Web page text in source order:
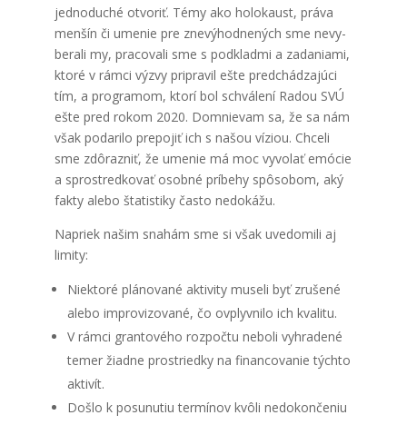
jed­no­du­ché otvo­riť. Témy ako holo­kaust, prá­va
men­šín či ume­nie pre zne­vý­hod­ne­ných sme nevy­
be­ra­li my, pra­co­va­li sme s pod­klad­mi a zada­nia­mi,
kto­ré v rám­ci výzvy pri­pra­vil ešte pred­chá­dza­jú­ci
tím, a prog­ra­mom, kto­rí bol schvá­le­ní Radou SVÚ
ešte pred rokom 2020. Dom­nie­vam sa, že sa nám
však poda­ri­lo pre­po­jiť ich s našou vízi­ou. Chce­li
sme zdô­raz­niť, že ume­nie má moc vyvo­lať emó­cie
a spro­stred­ko­vať osob­né prí­be­hy spô­so­bom, aký
fak­ty ale­bo šta­tis­ti­ky čas­to nedo­ká­žu.
Napriek našim sna­hám sme si však uve­do­mi­li aj
limi­ty:
Nie­kto­ré plá­no­va­né akti­vi­ty muse­li byť zru­še­né
ale­bo impro­vi­zo­va­né, čo ovplyv­ni­lo ich kva­li­tu.
V rám­ci gran­to­vé­ho roz­poč­tu nebo­li vyhra­de­né
temer žiad­ne pros­tried­ky na finan­co­va­nie tých­to
akti­vít.
Doš­lo k posu­nu­tiu ter­mí­nov kvô­li nedo­kon­če­niu